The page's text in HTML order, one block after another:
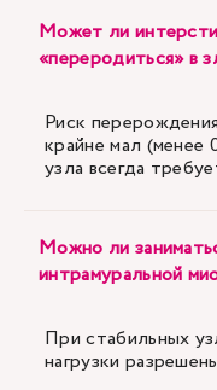
Может ли
«переродиться» в
Риск
крайне мал
узла всегда
Можно ли
интрамуральной
При стабильных
нагрузки